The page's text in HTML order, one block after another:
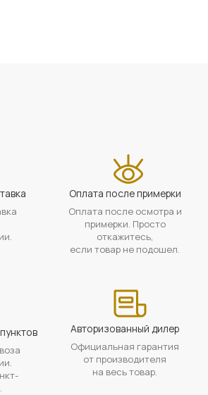
Оплата после примерки
Оплата после осмотра и
примерки. Просто
откажитесь,
если товар не подошел.
Авторизованный дилер
Официальная гарантия
от производителя
на весь товар.